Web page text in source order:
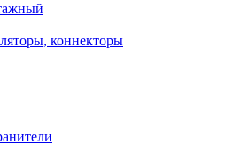
коннекторы